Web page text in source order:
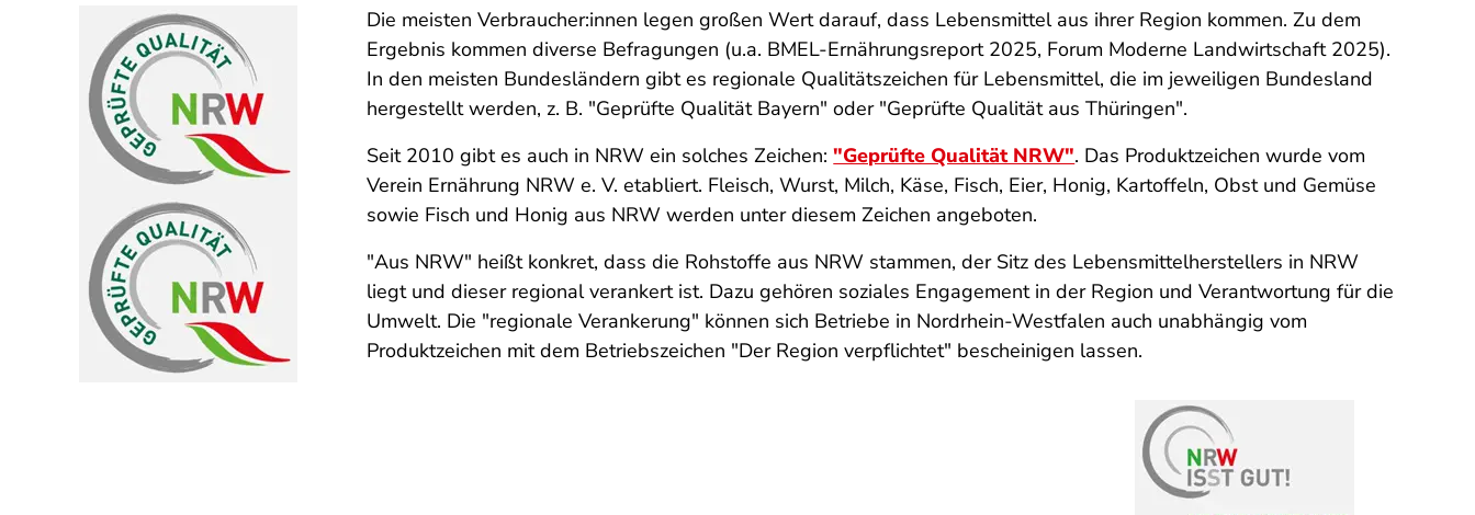
Die meisten Verbraucher:innen legen großen Wert darauf, dass Lebensmittel aus ihrer Region kommen. Zu dem
Ergebnis kommen diverse Befragungen (u.a. BMEL-Ernährungsreport 2025, Forum Moderne Landwirtschaft 2025).
In den meisten Bundesländern gibt es regionale Qualitätszeichen für Lebensmittel, die im jeweiligen Bundesland
hergestellt werden, z. B. "Geprüfte Qualität Bayern" oder "Geprüfte Qualität aus Thüringen".
Seit 2010 gibt es auch in NRW ein solches Zeichen:"Geprüfte Qualität NRW". Das Produktzeichen wurde vom
Verein Ernährung NRW e. V. etabliert. Fleisch, Wurst, Milch, Käse, Fisch, Eier, Honig, Kartoffeln, Obst und Gemüse
sowie Fisch und Honig aus NRW werden unter diesem Zeichen angeboten.
"Aus NRW" heißt konkret, dass die Rohstoffe aus NRW stammen, der Sitz des Lebensmittelherstellers in NRW
liegt und dieser regional verankert ist. Dazu gehören soziales Engagement in der Region und Verantwortung für die
Umwelt. Die "regionale Verankerung" können sich Betriebe in Nordrhein-Westfalen auch unabhängig vom
Produktzeichen mit dem Betriebszeichen "Der Region verpflichtet" bescheinigen lassen.